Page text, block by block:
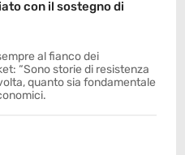
con il sostegno di
al fianco dei
“Sono storie di resistenza
quanto sia fondamentale